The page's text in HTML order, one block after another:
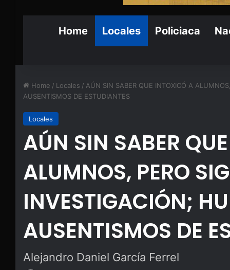
Home Locales Policiaca
Home / Locales / AÚN SIN SABER QUE INTOXICÓ A
AUSENTISMOS DE ESTUDIANTES
Locales
AÚN SIN SABER
ALUMNOS, PERO
INVESTIGACIÓN;
AUSENTISMOS DE
Alejandro Daniel García Ferrel